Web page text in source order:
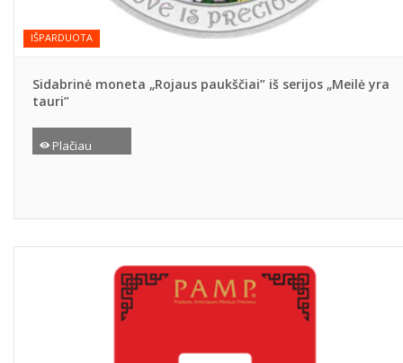
IŠPARDUOTA
Sidabrinė moneta „Rojaus paukščiai” iš serijos „Meilė yra
tauri”
Plačiau